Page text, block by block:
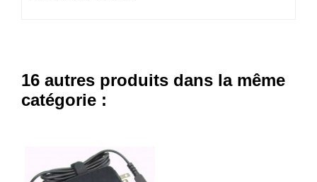
16 autres produits dans la même
catégorie :